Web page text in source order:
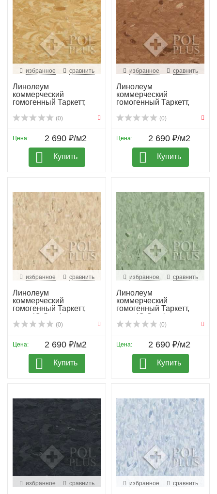
избранное сравнить
Линолеум
коммерческий
гомогенный Таркетт,
колл. iQ Granit...
(0)
Цена: 2 690 ₽/м2
Купить
избранное сравнить
Линолеум
коммерческий
гомогенный Таркетт,
колл. iQ Granit...
(0)
Цена: 2 690 ₽/м2
Купить
избранное сравнить
Линолеум
коммерческий
гомогенный Таркетт,
колл. iQ Granit...
(0)
Цена: 2 690 ₽/м2
Купить
избранное сравнить
Линолеум
коммерческий
гомогенный Таркетт,
колл. iQ Granit...
(0)
Цена: 2 690 ₽/м2
Купить
избранное сравнить избранное сравнить